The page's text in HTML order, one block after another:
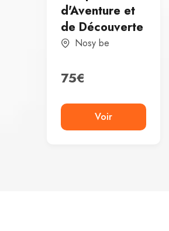
d'Aventure et
de Découverte
Nosy be
75€
Voir